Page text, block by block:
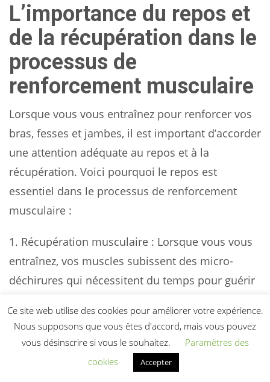
L’importance du repos et
de la récupération dans le
processus de
renforcement musculaire
Lorsque vous vous entraînez pour renforcer vos
bras, fesses et jambes, il est important d’accorder
une attention adéquate au repos et à la
récupération. Voici pourquoi le repos est
essentiel dans le processus de renforcement
musculaire :
1. Récupération musculaire : Lorsque vous vous
entraînez, vos muscles subissent des micro-
déchirures qui nécessitent du temps pour guérir
muscles de récupérer et de se renforcer, ce qui
favorise la croissance musculaire.
Prévention des blessures: Le repos adéquat
Ce site web utilise des cookies pour améliorer votre expérience.
Nous supposons que vous êtes d'accord, mais vous pouvez
vous désinscrire si vous le souhaitez.
Paramètres des
cookies
Accepter